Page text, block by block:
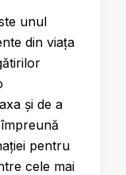
unul
din viața
și de a
pentru
cele mai